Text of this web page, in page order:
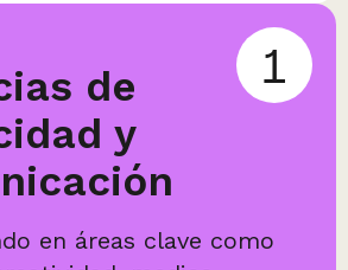
1
de
y
en áreas clave como